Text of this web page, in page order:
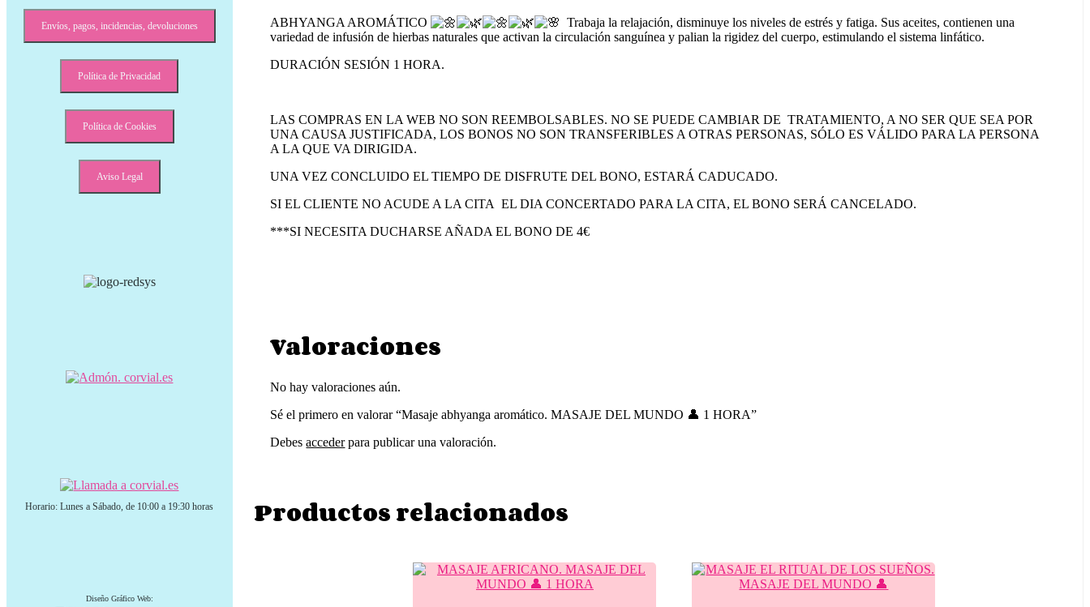
ABHYANGA AROMÁTICO
Trabaja la relajación, disminuye los niveles de estrés y fatiga. Sus aceites, contienen una
variedad de infusión de hierbas naturales que activan la circulación sanguínea y palian la rigidez del cuerpo, estimulando el sistema linfático.
DURACIÓN SESIÓN 1 HORA.
LAS COMPRAS EN LA WEB NO SON REEMBOLSABLES. NO SE PUEDE CAMBIAR DE TRATAMIENTO, A NO SER QUE SEA POR
UNA CAUSA JUSTIFICADA, LOS BONOS NO SON TRANSFERIBLES A OTRAS PERSONAS, SÓLO ES VÁLIDO PARA LA PERSONA
A LA QUE VA DIRIGIDA.
UNA VEZ CONCLUIDO EL TIEMPO DE DISFRUTE DEL BONO, ESTARÁ CADUCADO.
SI EL CLIENTE NO ACUDE A LA CITA EL DIA CONCERTADO PARA LA CITA, EL BONO SERÁ CANCELADO.
***SI NECESITA DUCHARSE AÑADA EL BONO DE 4€
Valoraciones
No hay valoraciones aún.
Sé el primero en valorar “Masaje abhyanga aromático. MASAJE DEL MUNDO 👤 1 HORA”
Debesaccederpara publicar una valoración.
Productos relacionados
Envíos, pagos, incidencias, devoluciones
Política de Privacidad
Política de Cookies
Aviso Legal
Horario: Lunes a Sábado, de 10:00 a 19:30 horas
Diseño Gráfico Web: